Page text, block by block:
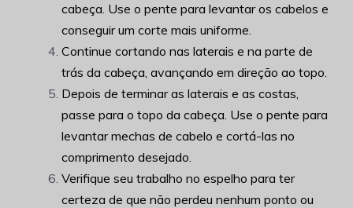
cabeça. Use o pente para levantar os cabelos e
conseguir um corte mais uniforme.
Continue cortando nas laterais e na parte de
trás da cabeça, avançando em direção ao topo.
Depois de terminar as laterais e as costas,
passe para o topo da cabeça. Use o pente para
levantar mechas de cabelo e cortá-las no
comprimento desejado.
Verifique seu trabalho no espelho para ter
certeza de que não perdeu nenhum ponto ou